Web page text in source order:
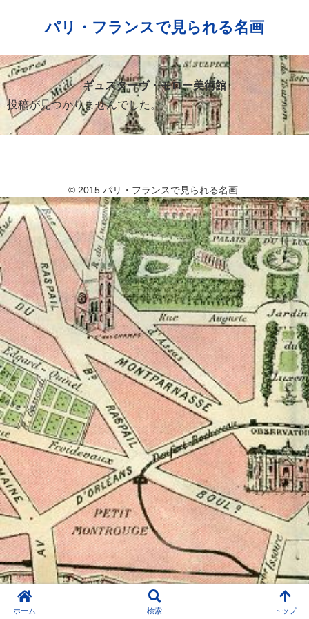
パリ・フランスで見られる名画
ギュスターヴ・モロー美術館
投稿が見つかりませんでした。
© 2015 パリ・フランスで見られる名画.
ホーム 検索 トップ